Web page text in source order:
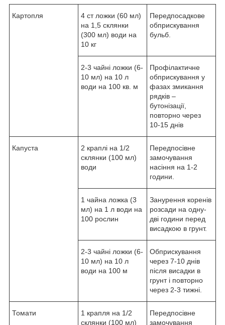
Картопля
4 ст ложки (60 мл)
на 1,5 склянки
(300 мл) води на
10 кг
Передпосадкове
обприскування
бульб.
2-3 чайні ложки (6-
10 мл) на 10 л
води на 100 кв. м
Профілактичне
обприскування у
фазах змикання
рядків –
бутонізації,
повторно через
10-15 днів
Капуста
2 краплі на 1/2
склянки (100 мл)
води
Передпосівне
замочування
насіння на 1-2
години.
1 чайна ложка (3
мл) на 1 л води на
100 рослин
Занурення коренів
розсади на одну-
дві години перед
висадкою в грунт.
2-3 чайні ложки (6-
10 мл) на 10 л
води на 100 м
Обприскування
через 7-10 днів
після висадки в
грунт і повторно
через 2-3 тижні.
Томати
1 крапля на 1/2
склянки (100 мл)
Передпосівне
замочування